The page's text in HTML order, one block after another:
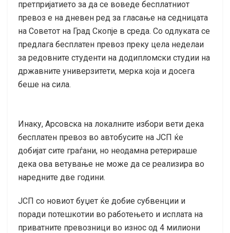
претпријатието за да се воведе бесплатниот
превоз е на дневен ред за гласање на седницата
на Советот на Град Скопје в среда. Со одлуката се
предлага бесплатен превоз преку цела неделаи
за редовните студенти на додипломски студии на
државните универзитети, мерка која и досега
беше на сила.
Инаку, Арсовска на локалните избори вети дека
бесплатен превоз во автобусите на ЈСП ќе
добијат сите граѓани, но неодамна ретерираше
дека ова ветување не може да се реализира во
наредните две години.
ЈСП со новиот буџет ќе добие субвенции и
поради потешкотии во работењето и исплата на
приватните превозници во износ од 4 милиони